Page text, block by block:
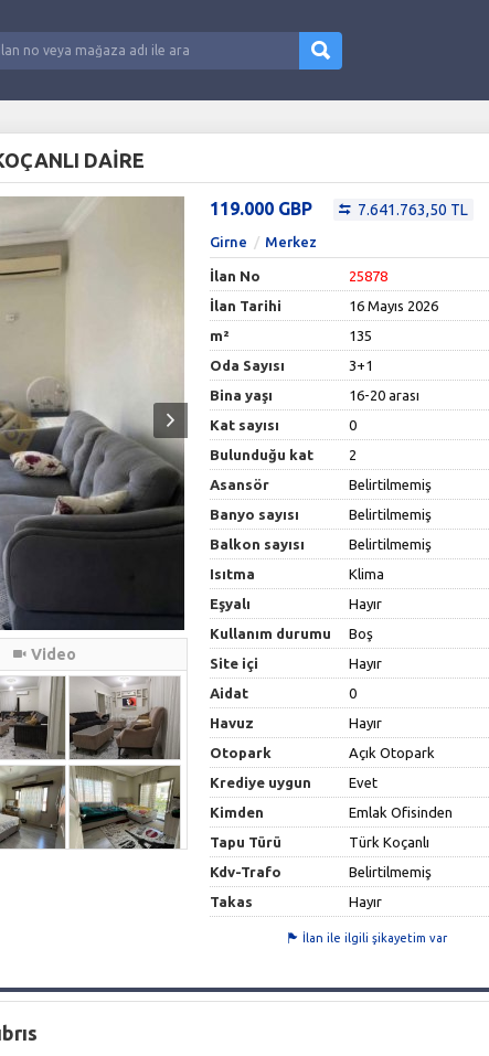
DAİRE
Video
119.000 GBP 7.641.763,50 TL
Girne Merkez
İlan No
25878
İlan Tarihi
16 Mayıs 2026
m²
135
Oda Sayısı
3+1
Bina yaşı
16-20 arası
Kat sayısı
0
Bulunduğu kat
2
Asansör
Belirtilmemiş
Banyo sayısı
Belirtilmemiş
Balkon sayısı
Belirtilmemiş
Isıtma
Klima
Eşyalı
Hayır
Kullanım durumu
Boş
Site içi
Hayır
Aidat
0
Havuz
Hayır
Otopark
Açık Otopark
Krediye uygun
Evet
Kimden
Emlak Ofisinden
Tapu Türü
Türk Koçanlı
Kdv-Trafo
Belirtilmemiş
Takas
Hayır
İlan ile ilgili şikayetim var